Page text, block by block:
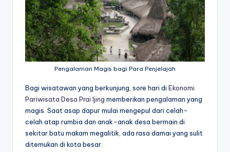
Pengalaman Magis bagi Para Penjelajah
Bagi wisatawan yang berkunjung, sore hari di Ekonomi
Pariwisata Desa Prai Ijing memberikan pengalaman yang
magis. Saat asap dapur mulai mengepul dari celah-
celah atap rumbia dan anak-anak desa bermain di
sekitar batu makam megalitik, ada rasa damai yang sulit
ditemukan di kota besar.